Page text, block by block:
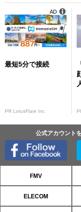
最短5分で接続
PR LotusFlare Inc
AD
公式アカウント
FMV
ELECOM